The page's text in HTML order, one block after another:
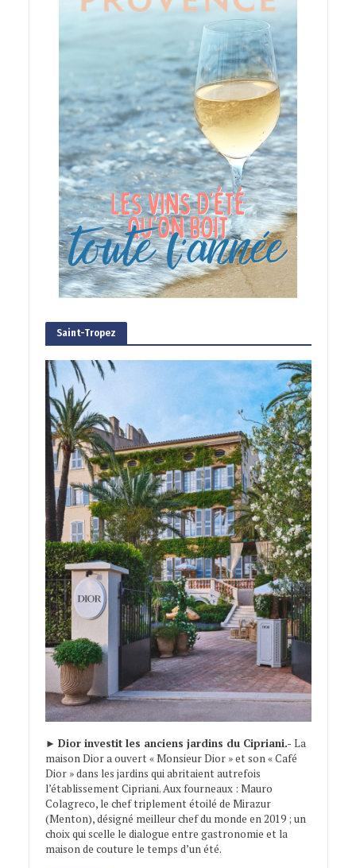
Saint-Tropez
► Dior investit les anciens jardins du Cipriani.- La
maison Dior a ouvert « Monsieur Dior » et son « Café
Dior » dans les jardins qui abritaient autrefois
l’établissement Cipriani. Aux fourneaux : Mauro
Colagreco, le chef triplement étoilé de Mirazur
(Menton), désigné meilleur chef du monde en 2019 ; un
choix qui scelle le dialogue entre gastronomie et la
maison de couture le temps d’un été.